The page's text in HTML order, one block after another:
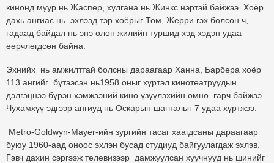
кинонд муур нь Жаспер, хулгана нь Жинкс нэртэй байжээ. Хоёр
дахь ангиас нь эхлээд тэр хоёрыг Том, Жерри гэх болсон ч,
гадаад байдал нь энэ олон жилийн туршид хэд хэдэн удаа
өөрчлөгдсөн байна.
Эхнийх нь амжилттай болсны дараагаар Ханна, Барбера хоёр
113 ангийг бүтээсэн нь1958 оныг хүртэл кинотеатруудын
дэлгэцнээ бүрэн хэмжээний кино үзүүлэхийн өмнө гарч байжээ.
Чухамхүү эдгээр ангиуд нь Оскарын шагналыг 7 удаа хүртжээ.
Metro-Goldwyn-Mayer-ийн зургийн тасаг хаагдсаны дараагаар
буюу 1960-аад оноос эхлэн бусад студиуд байгуулагдаж эхлэв.
Гэвч дахин сэргээж телевизээр дамжуулсан хуучнууд нь шинийг